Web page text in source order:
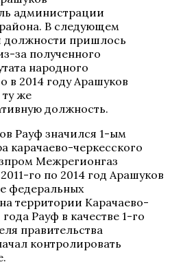
администрации
В следующем
должности пришлось
за полученного
народного
в 2014 году Арашуков
ту же
должность.
Рауф значился 1-ым
карачаево-черкесского
Межрегионгаз
го по 2014 год Арашуков
федеральных
территории Карачаево-
Рауф в качестве 1-го
правительства
контролировать